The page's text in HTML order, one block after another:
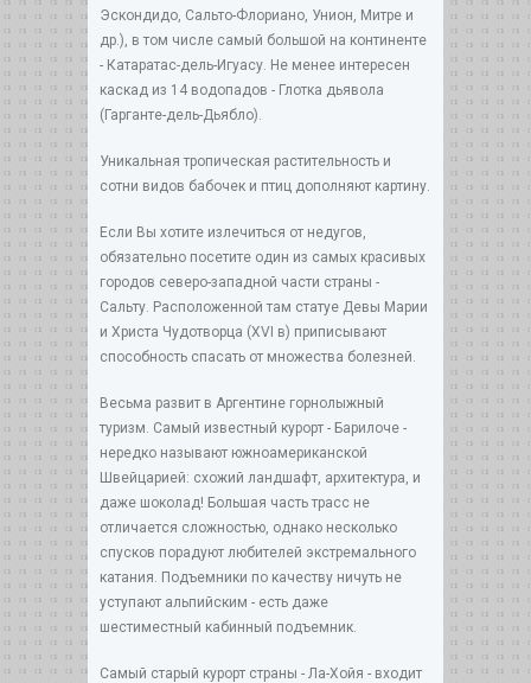
Эскондидо, Сальто-Флориано, Унион, Митре и
др.), в том числе самый большой на континенте
- Катаратас-дель-Игуасу. Не менее интересен
каскад из 14 водопадов - Глотка дьявола
(Гарганте-дель-Дьябло).
Уникальная тропическая растительность и
сотни видов бабочек и птиц дополняют картину.
Если Вы хотите излечиться от недугов,
обязательно посетите один из самых красивых
городов северо-западной части страны -
Сальту. Расположенной там статуе Девы Марии
и Христа Чудотворца (XVI в) приписывают
способность спасать от множества болезней.
Весьма развит в Аргентине горнолыжный
туризм. Самый известный курорт - Барилоче -
нередко называют южноамериканской
Швейцарией: схожий ландшафт, архитектура, и
даже шоколад! Большая часть трасс не
отличается сложностью, однако несколько
спусков порадуют любителей экстремального
катания. Подъемники по качеству ничуть не
уступают альпийским - есть даже
шестиместный кабинный подъемник.
Самый старый курорт страны - Ла-Хойя - входит